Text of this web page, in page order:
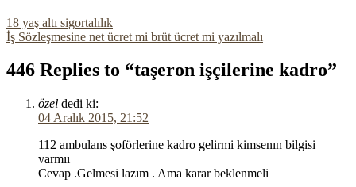
18 yaş altı sigortalılık
İş Sözleşmesine net ücret mi brüt ücret mi yazılmalı
446 Replies to “taşeron işçilerine kadro”
özel dedi ki:
04 Aralık 2015, 21:52
112 ambulans şoförlerine kadro gelirmi kimsenın bilgisi
varmıı
Cevap .Gelmesi lazım . Ama karar beklenmeli